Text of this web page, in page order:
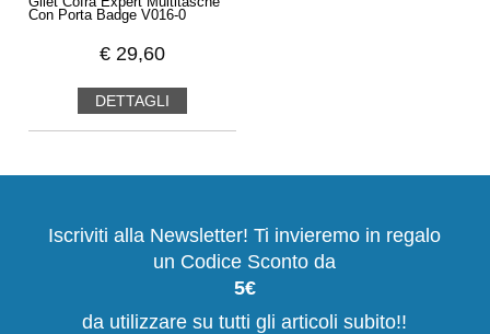
Con Porta Badge V016-0
€ 29,60
DETTAGLI
Iscriviti alla Newsletter! Ti invieremo in regalo
un Codice Sconto da
5€
da utilizzare su tutti gli articoli subito!!